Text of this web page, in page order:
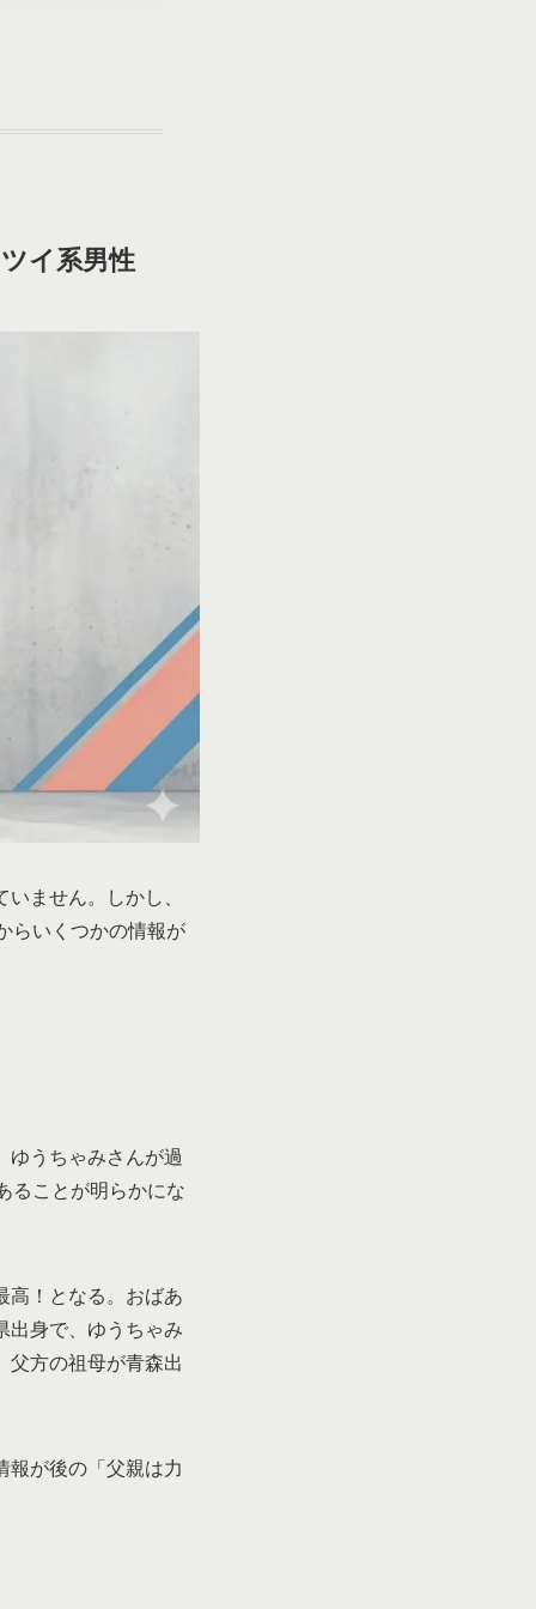
イ系男性
ません。しかし、
らいくつかの情報が
ゆうちゃみさんが過
ることが明らかにな
高！となる。おばあ
出身で、ゆうちゃみ
父方の祖母が青森出
報が後の「父親は力